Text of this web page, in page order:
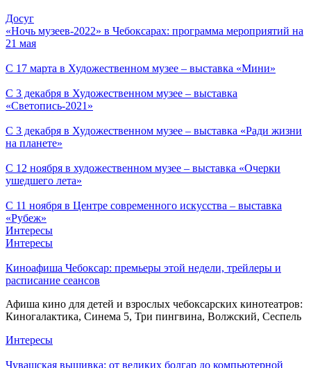
Досуг
«Ночь музеев-2022» в Чебоксарах: программа мероприятий на
21 мая
С 17 марта в Художественном музее – выставка «Мини»
С 3 декабря в Художественном музее – выставка
«Светопись-2021»
С 3 декабря в Художественном музее – выставка «Ради жизни
на планете»
С 12 ноября в художественном музее – выставка «Очерки
ушедшего лета»
С 11 ноября в Центре современного искусства – выставка
«Рубеж»
Интересы
Интересы
Киноафиша Чебоксар: премьеры этой недели, трейлеры и
расписание сеансов
Афиша кино для детей и взрослых чебоксарских кинотеатров:
Киногалактика, Синема 5, Три пингвина, Волжский, Сеспель
Интересы
Чувашская вышивка: от великих болгар до компьютерной